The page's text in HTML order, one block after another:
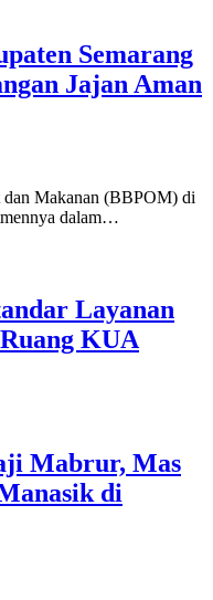
Semarang
Jajan Aman
dan Makanan (BBPOM) di
dalam…
Layanan
KUA
Mabrur, Mas
di